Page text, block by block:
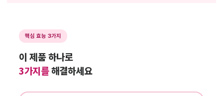
핵심 효능 3가지
이 제품 하나로
3가지를해결하세요